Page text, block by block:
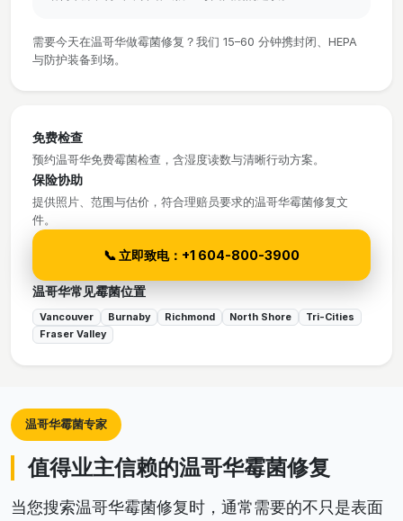
需要今天在温哥华做霉菌修复？我们 15–60 分钟携封闭、HEPA
与防护装备到场。
免费检查
预约温哥华免费霉菌检查，含湿度读数与清晰行动方案。
保险协助
提供照片、范围与估价，符合理赔员要求的温哥华霉菌修复文
件。
📞 立即致电：+1 604-800-3900
温哥华常见霉菌位置
Vancouver Burnaby Richmond North Shore
Tri-Cities
Fraser Valley
温哥华霉菌专家
值得业主信赖的温哥华霉菌修复
当您搜索温哥华霉菌修复时，通常需要的不只是表面